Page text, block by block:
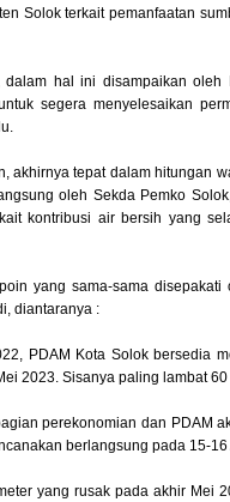
Solok terkait pemanfaatan
hal ini disampaikan
segera menyelesaikan
akhirnya tepat dalam hitungan
oleh Sekda Pemko
kontribusi air bersih yang
yang sama-sama
diantaranya :
PDAM Kota Solok bersedia
2023. Sisanya paling lambat
perekonomian dan PDAM
berlangsung pada 15-
yang rusak pada akhir Mei